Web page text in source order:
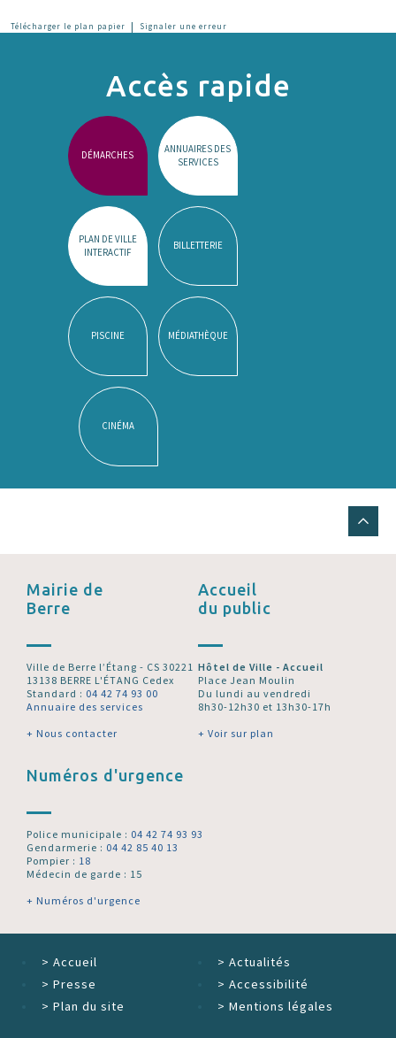
Télécharger le plan papier | Signaler une erreur
Accès rapide
DÉMARCHES
ANNUAIRES DES
SERVICES
PLAN DE VILLE
INTERACTIF
BILLETTERIE
PISCINE MÉDIATHÈQUE
CINÉMA
Mairie de
Berre
Ville de Berre l’Étang - CS 30221
13138 BERRE L'ÉTANG Cedex
Standard : 04 42 74 93 00
Annuaire des services
+ Nous contacter
Accueil
du public
Hôtel de Ville - Accueil
Place Jean Moulin
Du lundi au vendredi
8h30-12h30 et 13h30-17h
+ Voir sur plan
Numéros d'urgence
Police municipale : 04 42 74 93 93
Gendarmerie : 04 42 85 40 13
Pompier : 18
Médecin de garde : 15
+ Numéros d'urgence
> Accueil > Actualités
> Presse > Accessibilité
> Plan du site > Mentions légales